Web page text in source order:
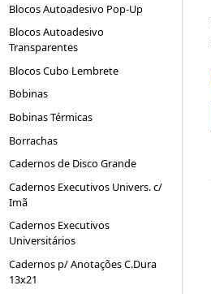
Blocos Autoadesivo Pop-Up
Blocos Autoadesivo
Transparentes
Blocos Cubo Lembrete
Bobinas
Bobinas Térmicas
Borrachas
Cadernos de Disco Grande
Cadernos Executivos Univers. c/
Imã
Cadernos Executivos
Universitários
Cadernos p/ Anotações C.Dura
13x21